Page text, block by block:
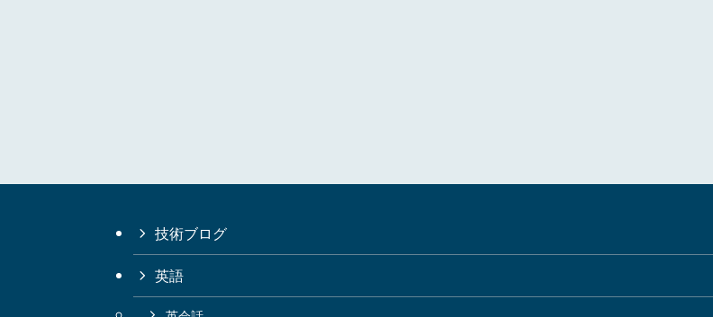
技術ブログ
英語